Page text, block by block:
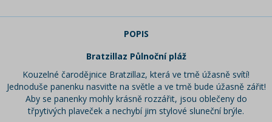
POPIS
Bratzillaz Půlnoční pláž
Kouzelné čarodějnice Bratzillaz, která ve tmě úžasně svítí!
Jednoduše panenku nasviťte na světle a ve tmě bude úžasně zářit!
Aby se panenky mohly krásně rozzářit, jsou oblečeny do
třpytivých plaveček a nechybí jim stylové sluneční brýle.